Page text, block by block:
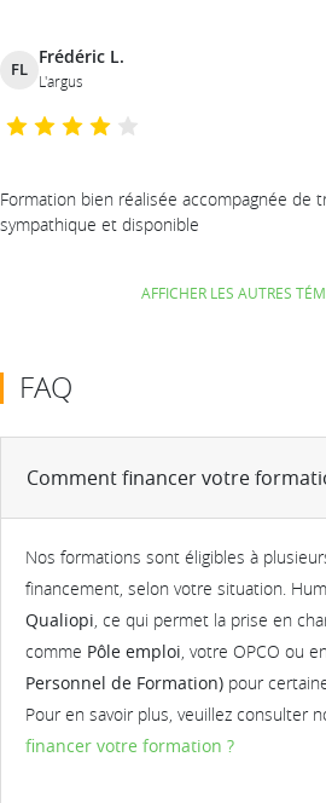
FL
Frédéric L.
L'argus
Formation bien réalisée accompagnée de
sympathique et disponible
AFFICHER LES AUTRES
FAQ
Comment financer votre
Nos formations sont éligibles à
financement, selon votre situation.
Qualiopi, ce qui permet la prise en
comme Pôle emploi, votre OPCO ou
Personnel de Formation) pour
Pour en savoir plus, veuillez consulter
financer votre formation ?